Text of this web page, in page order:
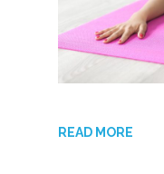
READ MORE